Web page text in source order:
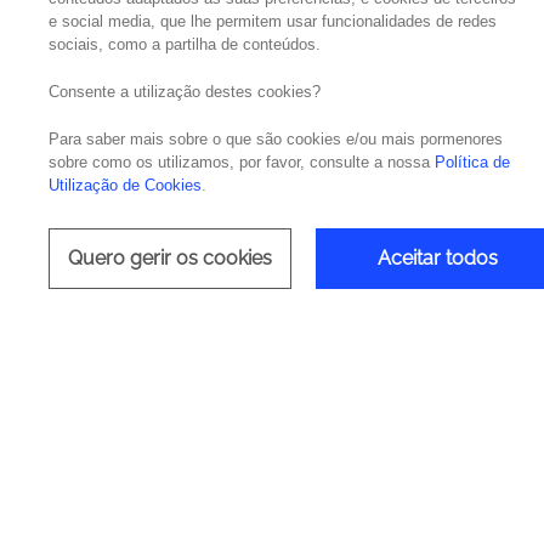
Por Nuno Cândido, IT Operations, Cloud &
Com a transformação digital a acelerar, as
investimento. Anubis Networks, Accenture,
opinião sobre o mercado nacional de
A Cibersegurança sempre foi importante,
para as organizações. Num cenário pós-
de manter as redes seguras, garantir que
sua integridade de ameaças cibernéticas,
invadir os sistemas. Além do mais, a
Nuno Cândido, Infrastructure Solutions
e social media, que lhe permitem usar funcionalidades de redes
sociais, como a partilha de conteúdos.
Consente a utilização destes cookies?
Para saber mais sobre o que são cookies e/ou mais pormenores
sobre como os utilizamos, por favor, consulte a nossa Política de
Utilização de Cookies.
Quero gerir os cookies Aceitar todos